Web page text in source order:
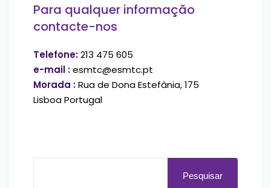
Para qualquer informação
contacte-nos
Telefone:213 475 605
e-mail :esmtc@esmtc.pt
Morada :Rua de Dona Estefânia, 175
Lisboa Portugal
Pesquisar